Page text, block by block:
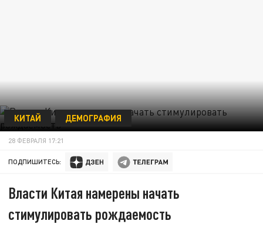
КИТАЙ ДЕМОГРАФИЯ
28 ФЕВРАЛЯ 17:21
ПОДПИШИТЕСЬ:
Власти Китая намерены начать
стимулировать рождаемость